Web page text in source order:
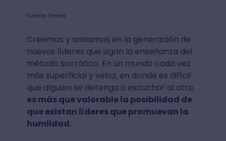
Fuente: Pexels
Creemos y ansiamos en la generación de
nuevos líderes que sigan la enseñanza del
método socrático. En un mundo cada vez
más superficial y veloz, en donde es difícil
que alguien se detenga a escuchar al otro,
es más que valorable la posibilidad de
que existan líderes que promuevan la
humildad.